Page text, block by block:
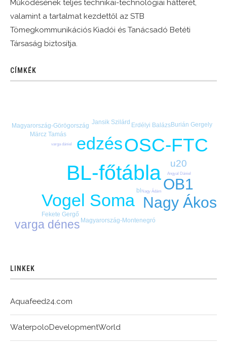
Működésének teljes technikai-technológiai hátterét,
valamint a tartalmat kezdettől az STB
Tömegkommunikációs Kiadói és Tanácsadó Betéti
Társaság biztosítja.
CÍMKÉK
BL-főtábla
OSC-FTC
edzés
Vogel Soma Nagy Ákos
OB1
varga dénes
u20
bl
Burián Gergely
Erdélyi Balázs
Fekete Gergő
Jansik Szilárd
Magyarország-Görögország
Magyarország-Montenegró
Märcz Tamás
Angyal Dániel
Nagy Ádám
varga dániel
LINKEK
Aquafeed24.com
WaterpoloDevelopmentWorld